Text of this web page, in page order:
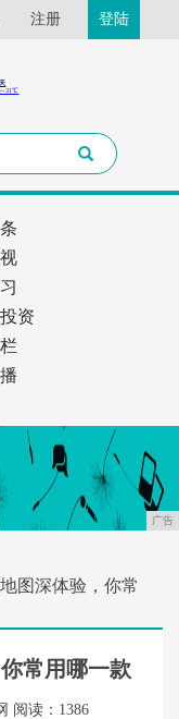
注册 登陆
投资
广告
图深体验，你常
常用哪一款
阅读：1386